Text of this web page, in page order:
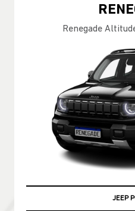
Renegade
JEEP